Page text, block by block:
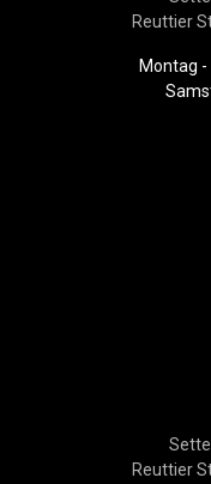
Reuttier
Montag -
Reuttier